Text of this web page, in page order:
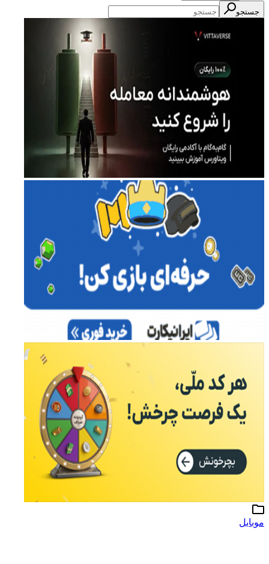
جستجو
موبایل